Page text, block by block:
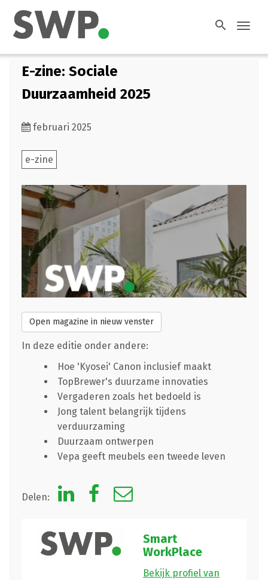
search
E-zine: Sociale
Duurzaamheid 2025
februari 2025
e-zine
Open magazine in nieuw venster
In deze editie onder andere:
Hoe 'Kyosei' Canon inclusief maakt
TopBrewer's duurzame innovaties
Vergaderen zoals het bedoeld is
Jong talent belangrijk tijdens
verduurzaming
Duurzaam ontwerpen
Vepa geeft meubels een tweede leven
Delen:
Smart
WorkPlace
Bekijk profiel van